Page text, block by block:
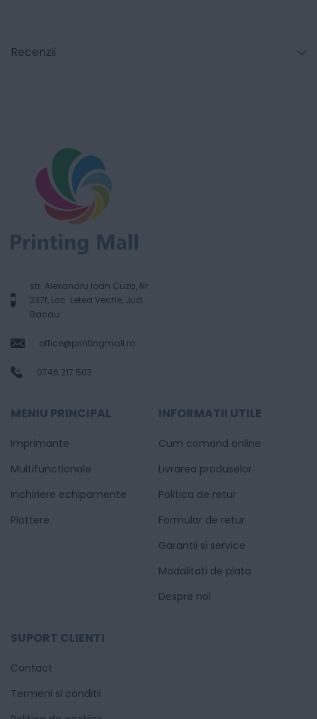
Recenzii
str. Alexandru Ioan Cuza, Nr.
237f, Loc. Letea Veche, Jud.
Bacau
office@printingmall.ro
0746.217.503
MENIU PRINCIPAL
Imprimante
Multifunctionale
Inchiriere echipamente
Plottere
INFORMATII UTILE
Cum comand online
Livrarea produselor
Politica de retur
Formular de retur
Garantii si service
Modalitati de plata
Despre noi
SUPORT CLIENTI
Contact
Termeni si conditii